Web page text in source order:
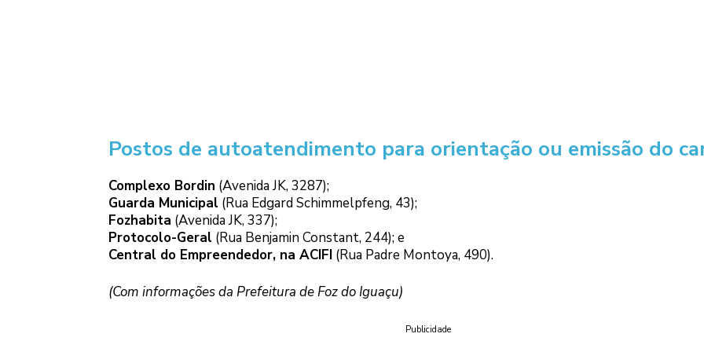
Postos de autoatendimento para orientação ou emissão do
Complexo Bordin (Avenida JK, 3287);
Guarda Municipal (Rua Edgard Schimmelpfeng, 43);
Fozhabita (Avenida JK, 337);
Protocolo-Geral (Rua Benjamin Constant, 244); e
Central do Empreendedor, na ACIFI(Rua Padre Montoya, 490).
(Com informações da Prefeitura de Foz do Iguaçu)
Publicidade